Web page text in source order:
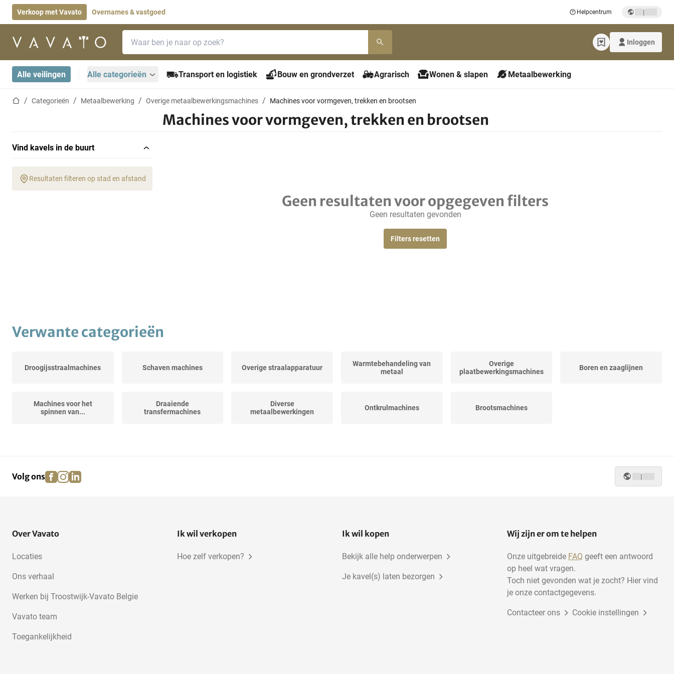
Verkoop met Vavato Overnames & vastgoed Helpcentrum |
Startpagina Inloggen
Alle veilingen Alle categorieën Transport en logistiek Bouw en grondverzet Agrarisch Wonen & slapen Metaalbewerking
StartpaginaCategorieën Metaalbewerking Overige metaalbewerkingsmachines Machines voor vormgeven, trekken en brootsen
Machines voor vormgeven, trekken en brootsen
Vind kavels in de buurt
Resultaten filteren op stad en afstand
Geen resultaten voor opgegeven filters
Geen resultaten gevonden
Filters resetten
Verwante categorieën
Droogijsstraalmachines Schaven machines Overige straalapparatuur
Warmtebehandeling van
metaal
Overige
plaatbewerkingsmachines
Boren en zaaglijnen
Machines voor het
spinnen van...
Draaiende
transfermachines
Diverse
metaalbewerkingen
Ontkrulmachines Brootsmachines
Volg ons facebook
instagram
linkedin |
Over Vavato
Locaties
Ons verhaal
Werken bij Troostwijk-Vavato Belgie
Vavato team
Toegankelijkheid
Ik wil verkopen
Hoe zelf verkopen?
Ik wil kopen
Bekijk alle help onderwerpen
Je kavel(s) laten bezorgen
Wij zijn er om te helpen
Onze uitgebreide FAQ geeft een antwoord
op heel wat vragen.
Toch niet gevonden wat je zocht? Hier vind
je onze contactgegevens.
Contacteer ons Cookie instellingen